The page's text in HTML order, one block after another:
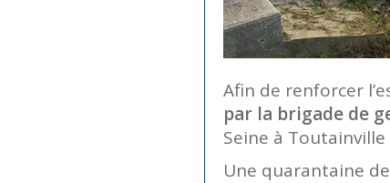
Afin de renforcer
par la brigade de
Seine à
Une quarantaine